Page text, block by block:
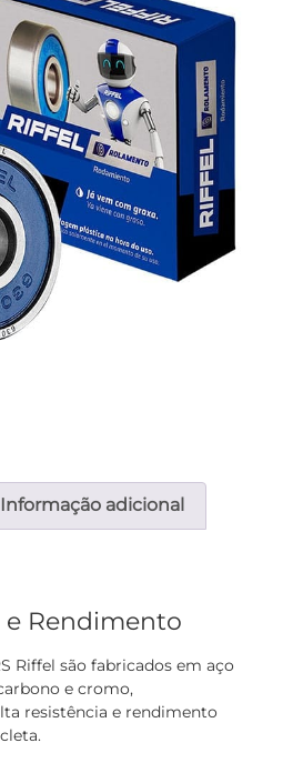
Informação adicional
e Rendimento
Riffel são fabricados em aço
e cromo,
resistência e rendimento